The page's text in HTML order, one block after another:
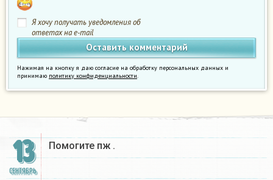
Я хочу получать уведомления об
ответах на e-mail
Нажимая на кнопку я даю согласие на обработку персональных данных и
принимаю политику конфиденциальности.
13
СЕНТЯБРЬ
Помогите пж .​